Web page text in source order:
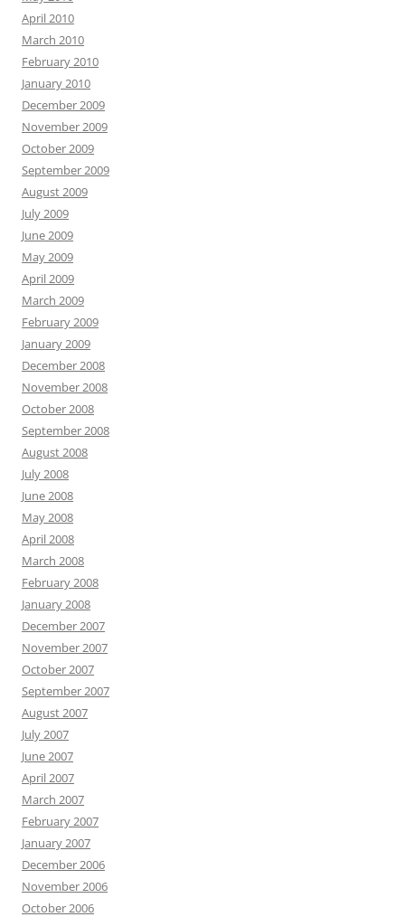
April 2010
March 2010
February 2010
January 2010
December 2009
November 2009
October 2009
September 2009
August 2009
July 2009
June 2009
May 2009
April 2009
March 2009
February 2009
January 2009
December 2008
November 2008
October 2008
September 2008
August 2008
July 2008
June 2008
May 2008
April 2008
March 2008
February 2008
January 2008
December 2007
November 2007
October 2007
September 2007
August 2007
July 2007
June 2007
April 2007
March 2007
February 2007
January 2007
December 2006
November 2006
October 2006